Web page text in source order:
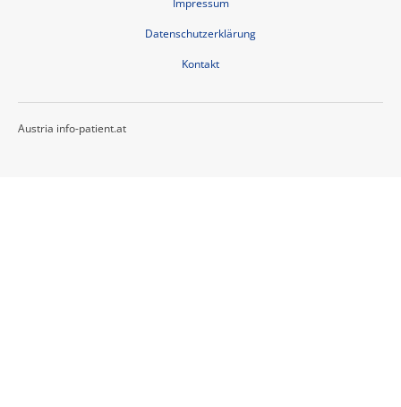
Impressum
Datenschutzerklärung
Kontakt
Austria info-patient.at